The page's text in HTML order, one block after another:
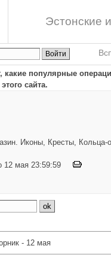
Эстонские
какие популярные
сайта.
Иконы, Кресты, Кольца-
12 мая 23:59:59
- 12 мая